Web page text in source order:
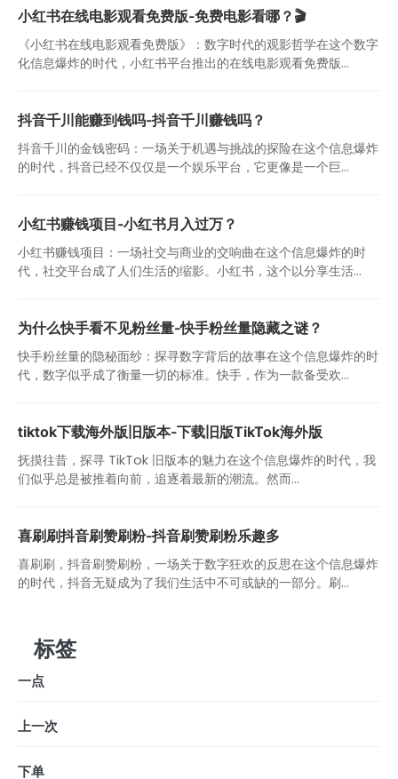
小红书在线电影观看免费版-免费电影看哪？🎬
《小红书在线电影观看免费版》：数字时代的观影哲学在这个数字
化信息爆炸的时代，小红书平台推出的在线电影观看免费版...
抖音千川能赚到钱吗-抖音千川赚钱吗？
抖音千川的金钱密码：一场关于机遇与挑战的探险在这个信息爆炸
的时代，抖音已经不仅仅是一个娱乐平台，它更像是一个巨...
小红书赚钱项目-小红书月入过万？
小红书赚钱项目：一场社交与商业的交响曲在这个信息爆炸的时
代，社交平台成了人们生活的缩影。小红书，这个以分享生活...
为什么快手看不见粉丝量-快手粉丝量隐藏之谜？
快手粉丝量的隐秘面纱：探寻数字背后的故事在这个信息爆炸的时
代，数字似乎成了衡量一切的标准。快手，作为一款备受欢...
tiktok下载海外版旧版本-下载旧版TikTok海外版
抚摸往昔，探寻 TikTok 旧版本的魅力在这个信息爆炸的时代，我
们似乎总是被推着向前，追逐着最新的潮流。然而...
喜刷刷抖音刷赞刷粉-抖音刷赞刷粉乐趣多
喜刷刷，抖音刷赞刷粉，一场关于数字狂欢的反思在这个信息爆炸
的时代，抖音无疑成为了我们生活中不可或缺的一部分。刷...
标签
一点
上一次
下单